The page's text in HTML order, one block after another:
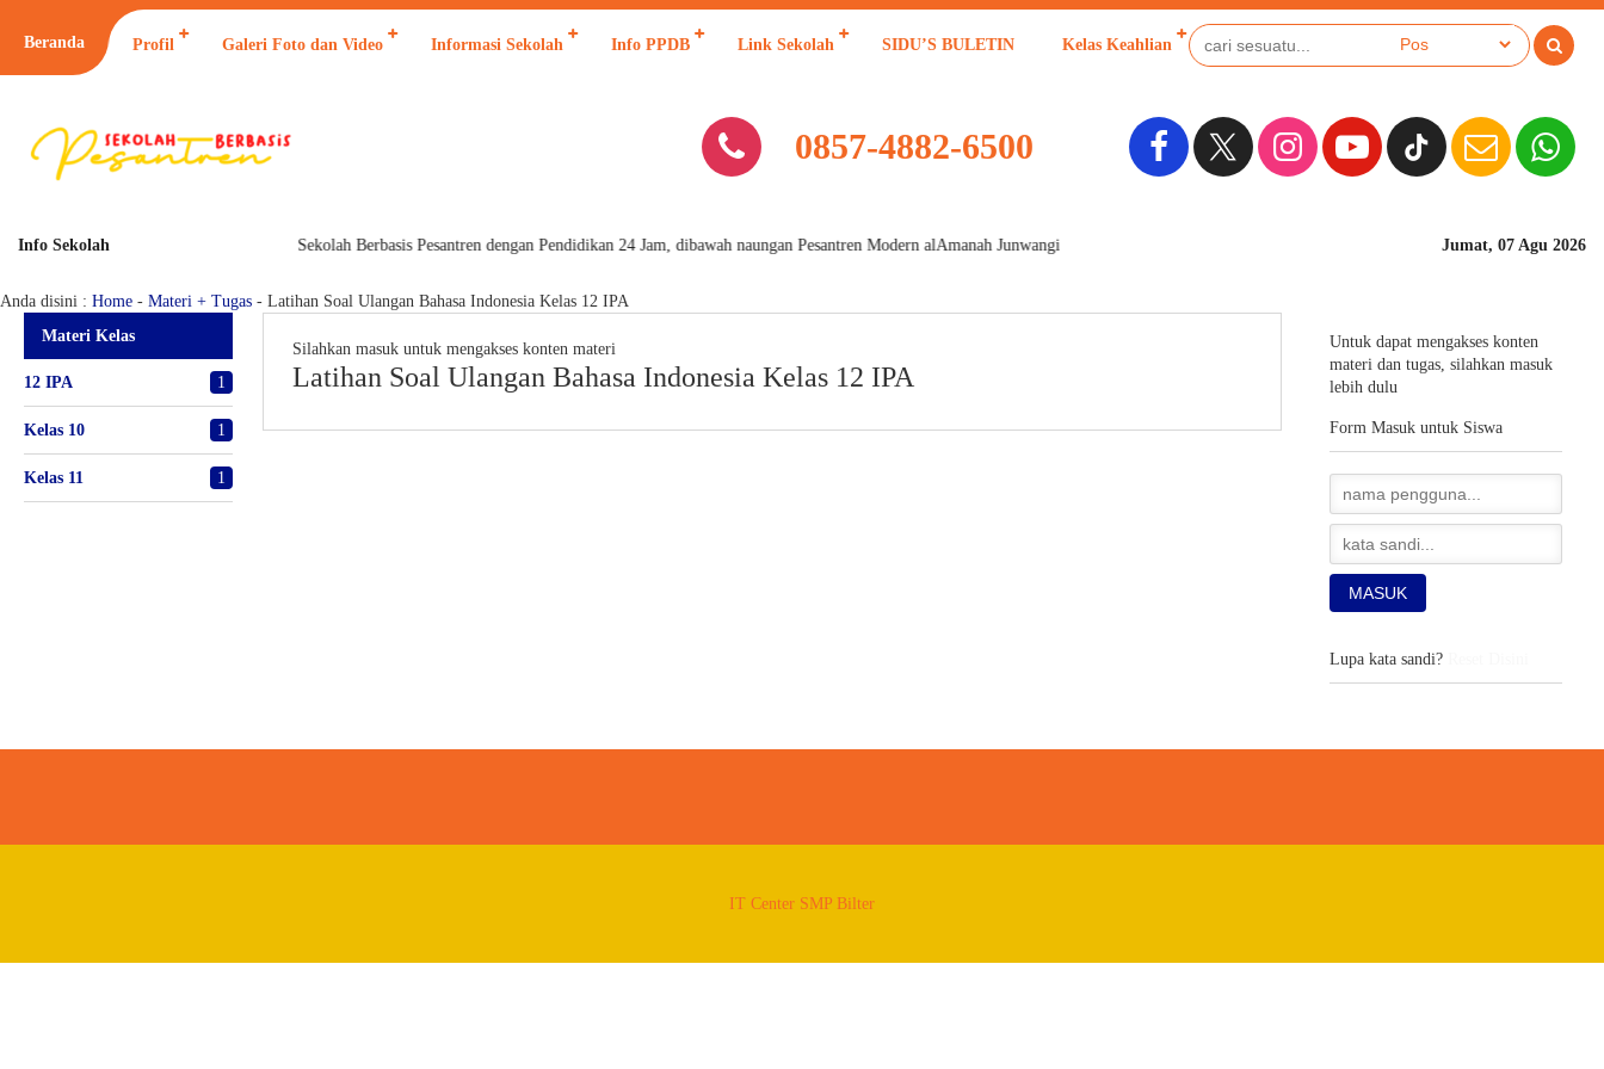
Beranda Profil Galeri Foto dan Video Informasi Sekolah Info PPDB Link Sekolah SIDU’S BULETIN Kelas Keahlian
0857-4882-6500
Info Sekolah Jumat, 07 Agu 2026
Sekolah
Sekolah Berbasis Pesantren dengan Pendidikan 24 Jam, dibawah naungan Pesantren Modern alAmanah Junwangi
Anda disini : Home - Materi + Tugas - Latihan Soal Ulangan Bahasa Indonesia Kelas 12 IPA
Untuk dapat mengakses konten
materi dan tugas, silahkan masuk
lebih dulu
Form Masuk untuk Siswa
Lupa kata sandi?
Materi Kelas
12 IPA 1
Kelas 10 1
Kelas 11 1
Silahkan masuk untuk mengakses konten materi
Latihan Soal Ulangan Bahasa Indonesia Kelas 12 IPA
IT Center SMP Bilter